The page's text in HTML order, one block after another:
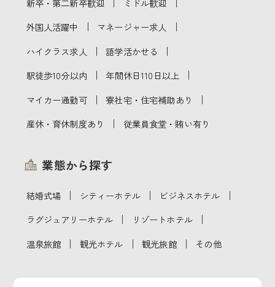
外国人活躍中 ｜ マネージャー求人 ｜
ハイクラス求人 ｜ 語学活かせる ｜
駅徒歩10分以内 ｜ 年間休日110日以上 ｜
マイカー通勤可 ｜ 寮社宅・住宅補助あり ｜
産休・育休制度あり ｜ 従業員食堂・賄い有り
業態から探す
結婚式場 ｜ シティーホテル ｜ ビジネスホテル ｜
ラグジュアリーホテル ｜ リゾートホテル ｜
温泉旅館 ｜ 観光ホテル ｜ 観光旅館 ｜ その他